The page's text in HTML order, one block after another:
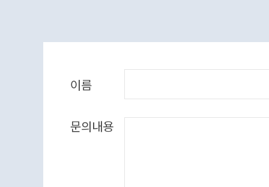
이름
문의내용